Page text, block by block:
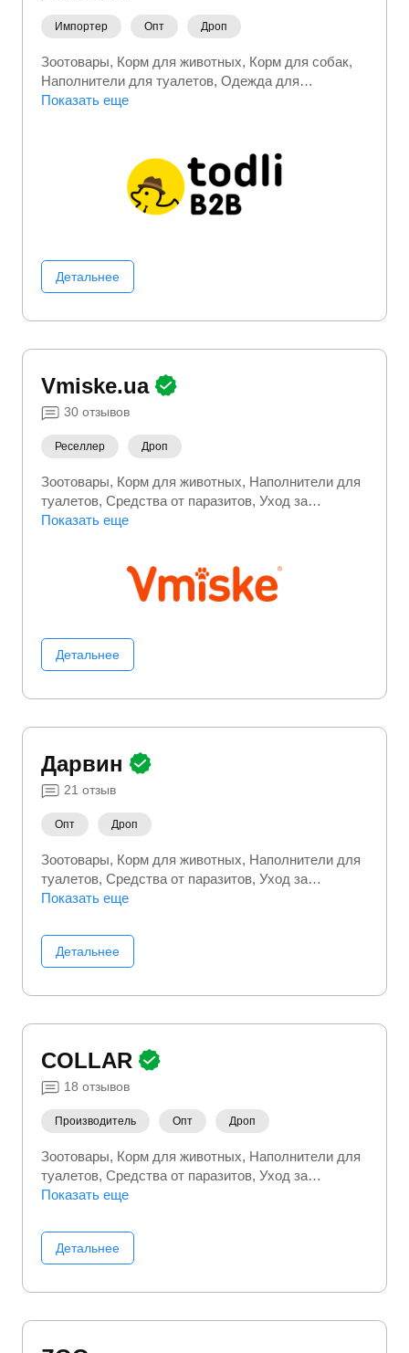
Импортер Опт Дроп
Зоотовары Корм для животных Корм для собак
Наполнители для туалетов Одежда для
животных
Одежда для собак
Показать еще
Детальнее
Vmiske.ua
30 отзывов
Реселлер Дроп
Зоотовары Корм для животных Наполнители для
туалетов Средства от паразитов Уход за
питомцем
Показать еще
Детальнее
Дарвин
21 отзыв
Опт Дроп
Зоотовары Корм для животных Наполнители для
туалетов Средства от паразитов Уход за
питомцем
Показать еще
Детальнее
COLLAR
18 отзывов
Производитель Опт Дроп
Зоотовары Корм для животных Наполнители для
туалетов Средства от паразитов Уход за
питомцем
Показать еще
Детальнее